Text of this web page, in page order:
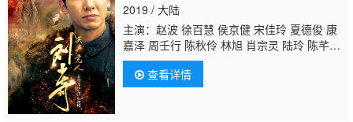
2019 / 大陆
主演：赵波 徐百慧 侯京健 宋佳玲 夏德俊 康
嘉泽 周壬行 陈秋伶 林旭 肖宗灵 陆玲 陈芊
桦 张琳 张明健 吴盼
一智 李双喜 刘银 齐峰 郑锡龙 许璟琨 朱洪
霖 南凯 高远 何强 周期 夏天 杜晓书 乔涵 欧
查看详情